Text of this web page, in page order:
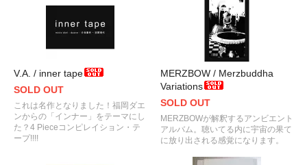
V.A. / inner tape
SOLD OUT
これは名作となりました！福岡ダエ
ンからの「インナー」をテーマにし
た？4 Pieceコンピレイション・テ
ープ!!!!
MERZBOW / Merzbuddha
Variations
SOLD OUT
MERZBOWが解釈するアンビエント
アルバム。聴いてる内に宇宙の果て
に放り出される感覚になります。